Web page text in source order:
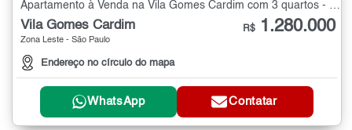
Vila Gomes Cardim
Zona Leste - São Paulo
Endereço no círculo do mapa
R$ 1.280.000
WhatsApp Contatar